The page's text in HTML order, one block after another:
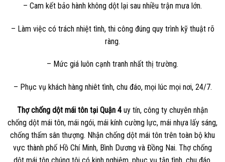
– Cam kết bảo hành không dột lại sau nhiều trận mưa lớn.
– Làm việc có trách nhiệt tình, thi công đúng quy trình kỹ thuật rõ
ràng.
– Mức giá luôn cạnh tranh nhất thị trường.
– Phục vụ khách hàng nhiêt tình, chu đáo, mọi lúc mọi nơi, 24/7.
Thợ chống dột mái tôn tại Quận 4 uy tín, công ty chuyên nhận
chống dột mái tôn, mái ngói, mái kính cường lực, mái nhựa lấy sáng,
chống thấm sân thượng. Nhận chống dột mái tôn trên toàn bộ khu
vực thành phố Hồ Chí Minh, Bình Dương và Đồng Nai. Thợ chống